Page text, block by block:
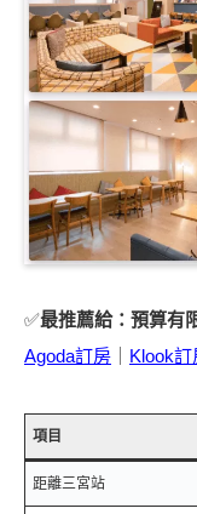
✅最推薦給：預算有
Agoda訂房
Klook訂
項目
距離三宮站